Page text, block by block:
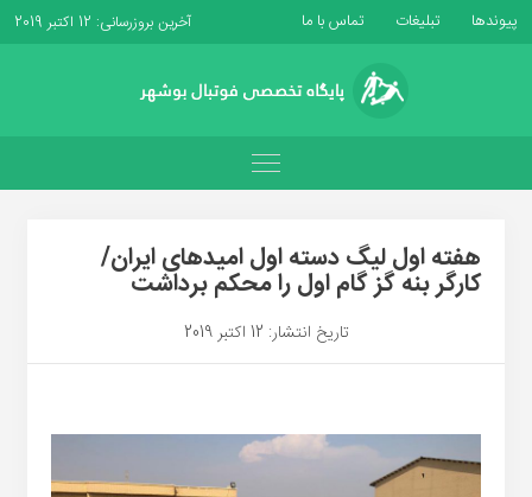
پیوندها تبلیغات تماس با ما آخرین بروزرسانی: 12 اکتبر 2019
هفته اول لیگ دسته اول امیدهای ایران/
کارگر بنه گز گام اول را محکم برداشت
تاریخ انتشار: 12 اکتبر 2019